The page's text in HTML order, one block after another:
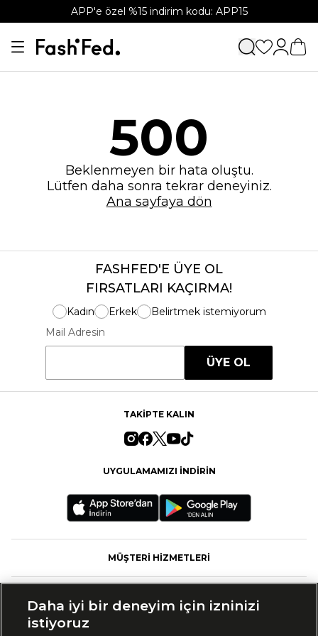
APP'e özel %15 indirim kodu: APP15
500
Beklenmeyen bir hata oluştu.
Lütfen daha sonra tekrar deneyiniz.
Ana sayfaya dön
FASHFED'E ÜYE OL
FIRSATLARI KAÇIRMA!
Kadın Erkek
Belirtmek istemiyorum
Mail Adresin
ÜYE OL
TAKİPTE KALIN
UYGULAMAMIZI İNDİRİN
MÜŞTERİ HİZMETLERİ
Daha iyi bir deneyim için izninizi
istiyoruz